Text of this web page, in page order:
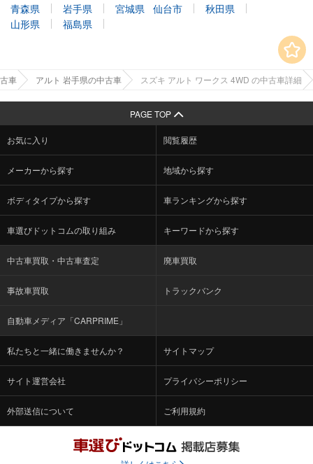
青森県
岩手県 宮城県 仙台市
秋田県
山形県
福島県
車 アルト 岩手県の中古車 スズキ アルト ワークス 4WD の中古車詳細
PAGE TOP
お気に入り 閲覧履歴
メーカーから探す 地域から探す
ボディタイプから探す 車ランキングから探す
車選びドットコムの取り組み キーワードから探す
中古車買取・中古車査定 廃車買取
事故車買取 トラックバンク
自動車メディア「CARPRIME」
私たちと一緒に働きませんか？ サイトマップ
サイト運営会社 プライバシーポリシー
外部送信について ご利用規約